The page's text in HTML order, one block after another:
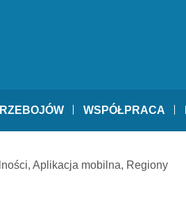
WSPÓŁPRACA
, Aplikacja mobilna, Regiony